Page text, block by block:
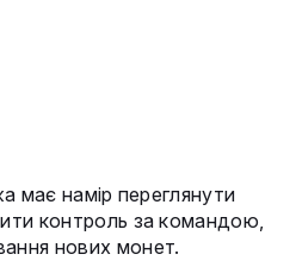
має намір переглянути
контроль за командою,
нових монет.